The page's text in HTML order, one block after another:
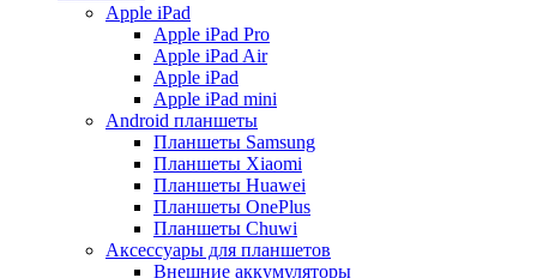
Apple iPad
Apple iPad Pro
Apple iPad Air
Apple iPad
Apple iPad mini
Android планшеты
Планшеты Samsung
Планшеты Xiaomi
Планшеты Huawei
Планшеты OnePlus
Планшеты Chuwi
Аксессуары для планшетов
Внешние аккумуляторы